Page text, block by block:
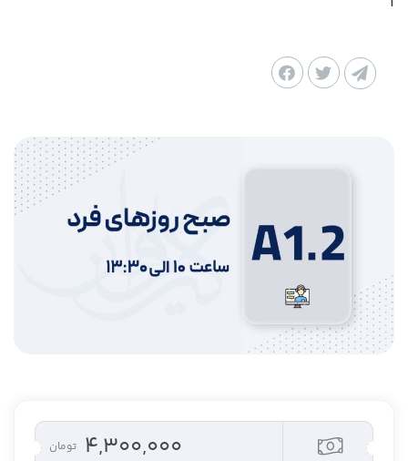
۴,۳۰۰,۰۰۰ تومان